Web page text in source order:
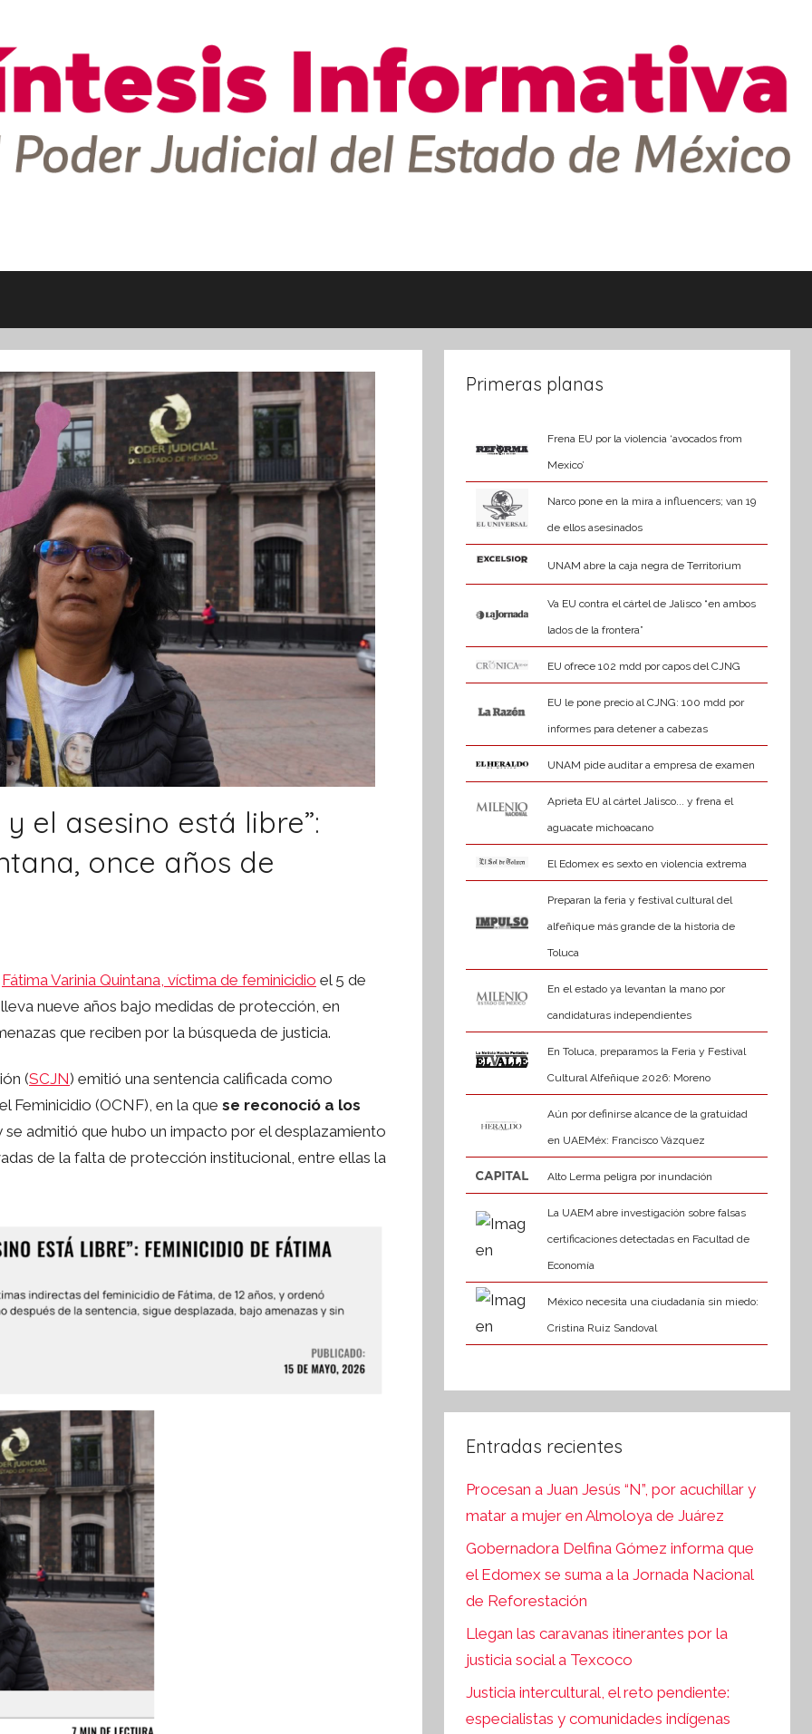
el asesino está libre”:
once años de
Fátima Varinia Quintana, víctima de feminicidio el 5 de
nueve años bajo medidas de protección, en
que reciben por la búsqueda de justicia.
(SCJN) emitió una sentencia calificada como
Feminicidio (OCNF), en la que se reconoció a los
se admitió que hubo un impacto por el desplazamiento
de la falta de protección institucional, entre ellas la
Primeras planas
Frena EU por la violencia ‘avocados from
Mexico’
Narco pone en la mira a influencers; van 19
de ellos asesinados
UNAM abre la caja negra de Territorium
Va EU contra el cártel de Jalisco “en ambos
lados de la frontera”
EU ofrece 102 mdd por capos del CJNG
EU le pone precio al CJNG: 100 mdd por
informes para detener a cabezas
UNAM pide auditar a empresa de examen
Aprieta EU al cártel Jalisco... y frena el
aguacate michoacano
El Edomex es sexto en violencia extrema
Preparan la feria y festival cultural del
alfeñique más grande de la historia de
Toluca
En el estado ya levantan la mano por
candidaturas independientes
En Toluca, preparamos la Feria y Festival
Cultural Alfeñique 2026: Moreno
Aún por definirse alcance de la gratuidad
en UAEMéx: Francisco Vázquez
Alto Lerma peligra por inundación
La UAEM abre investigación sobre falsas
certificaciones detectadas en Facultad de
Economía
México necesita una ciudadanía sin miedo:
Cristina Ruiz Sandoval
Entradas recientes
Procesan a Juan Jesús “N”, por acuchillar y
matar a mujer en Almoloya de Juárez
Gobernadora Delfina Gómez informa que
el Edomex se suma a la Jornada Nacional
de Reforestación
Llegan las caravanas itinerantes por la
justicia social a Texcoco
Justicia intercultural, el reto pendiente:
especialistas y comunidades indígenas